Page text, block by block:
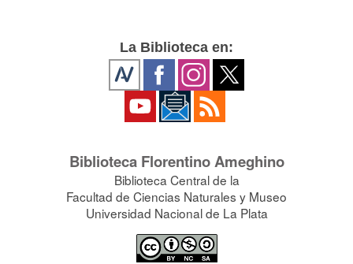
La Biblioteca en:
Biblioteca Florentino Ameghino
Biblioteca Central de la
Facultad de Ciencias Naturales y Museo
Universidad Nacional de La Plata